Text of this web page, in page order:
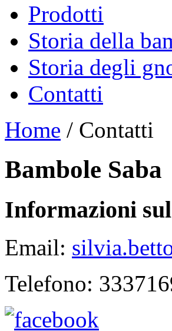
Prodotti
Storia della
Storia degli
Contatti
Home / Contatti
Bambole Saba
Informazioni
Email:
Telefono: